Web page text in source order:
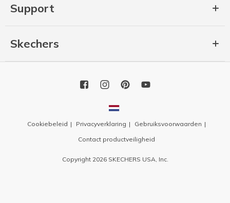
Support
Skechers
Cookiebeleid Privacyverklaring
Gebruiksvoorwaarden
Contact productveiligheid
Copyright 2026 SKECHERS USA, Inc.